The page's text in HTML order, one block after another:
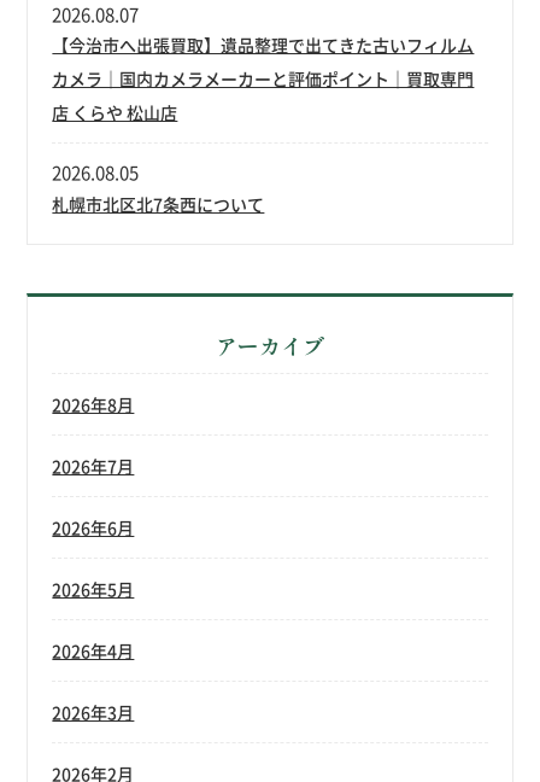
【今治市へ出張買取】遺品整理で出てきた古いフィルム
カメラ｜国内カメラメーカーと評価ポイント｜買取専門
店 くらや 松山店
2026.08.07
札幌市北区北7条西について
2026.08.05
アーカイブ
2026年8月
2026年7月
2026年6月
2026年5月
2026年4月
2026年3月
2026年2月